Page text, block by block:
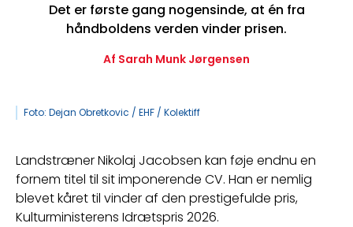
Det er første gang nogensinde, at én fra
håndboldens verden vinder prisen.
Af Sarah Munk Jørgensen
Foto: Dejan Obretkovic / EHF / Kolektiff
Landstræner Nikolaj Jacobsen kan føje endnu en
fornem titel til sit imponerende CV. Han er nemlig
blevet kåret til vinder af den prestigefulde pris,
Kulturministerens Idrætspris 2026.